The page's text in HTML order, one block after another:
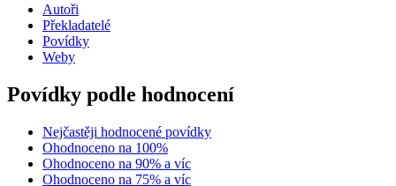
Autoři
Překladatelé
Povídky
Weby
Povídky podle hodnocení
Nejčastěji hodnocené povídky
Ohodnoceno na 100%
Ohodnoceno na 90% a víc
Ohodnoceno na 75% a víc